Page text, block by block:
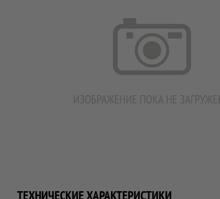
ТЕХНИЧЕСКИЕ ХАРАКТЕРИСТИКИ